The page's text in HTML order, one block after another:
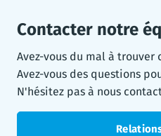
Contacter notre
Avez-vous du mal à trouver
Avez-vous des questions
N'hésitez pas à nous